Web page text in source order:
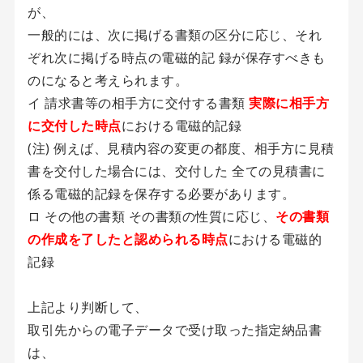
が、
一般的には、次に掲げる書類の区分に応じ、それ
ぞれ次に掲げる時点の電磁的記 録が保存すべきも
のになると考えられます。
イ 請求書等の相手方に交付する書類実際に相手方
に交付した時点における電磁的記録
(注) 例えば、見積内容の変更の都度、相手方に見積
書を交付した場合には、交付した 全ての見積書に
係る電磁的記録を保存する必要があります。
ロ その他の書類 その書類の性質に応じ、 その書類
の作成を了したと認められる時点における電磁的
記録
上記より判断して、
取引先からの電子データで受け取った指定納品書
は、